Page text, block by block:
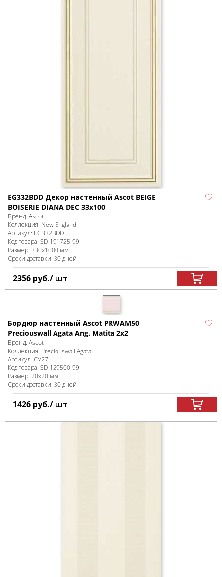
EG332BDD Декор настенный Ascot BEIGE
BOISERIE DIANA DEC 33x100
Бренд: Ascot
Коллекция: New England
Артикул: EG332BDD
Код товара: SD-191725-99
Размер: 330x1000 мм
Сроки доставки: 30 дней
2356 руб./ шт
Бордюр настенный Ascot PRWAM50
Preciouswall Agata Ang. Matita 2x2
Бренд: Ascot
Коллекция: Preciouswall Agata
Артикул: СУ27
Код товара: SD-129500-99
Размер: 20x20 мм
Сроки доставки: 30 дней
1426 руб./ шт